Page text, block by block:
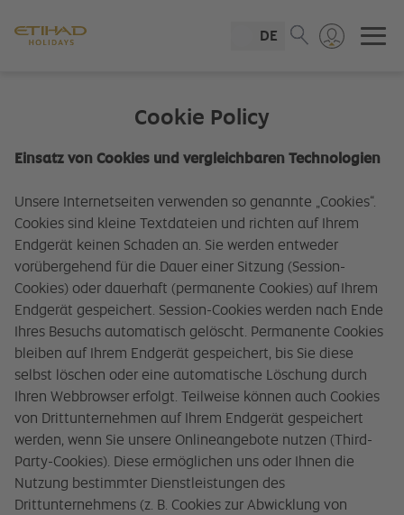
DE
Cookie Policy
Einsatz von Cookies und vergleichbaren Technologien
Unsere Internetseiten verwenden so genannte „Cookies“.
Cookies sind kleine Textdateien und richten auf Ihrem
Endgerät keinen Schaden an. Sie werden entweder
vorübergehend für die Dauer einer Sitzung (Session-
Cookies) oder dauerhaft (permanente Cookies) auf Ihrem
Endgerät gespeichert. Session-Cookies werden nach Ende
Ihres Besuchs automatisch gelöscht. Permanente Cookies
bleiben auf Ihrem Endgerät gespeichert, bis Sie diese
selbst löschen oder eine automatische Löschung durch
Ihren Webbrowser erfolgt. Teilweise können auch Cookies
von Drittunternehmen auf Ihrem Endgerät gespeichert
werden, wenn Sie unsere Onlineangebote nutzen (Third-
Party-Cookies). Diese ermöglichen uns oder Ihnen die
Nutzung bestimmter Dienstleistungen des
Drittunternehmens (z. B. Cookies zur Abwicklung von